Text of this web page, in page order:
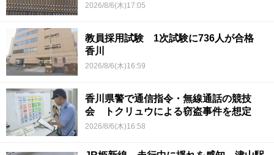
2026/8/6(木)17:05
教員採用試験 1次試験に736人が合格
香川
2026/8/6(木)16:59
香川県警で通信指令・無線通話の競技
会 トクリュウによる窃盗事件を想定
2026/8/6(木)16:58